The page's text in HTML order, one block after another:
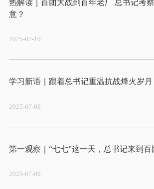
热解读｜百团大战到百年老厂 总书记考
2025-07-10
2025-07-09
2025-07-09